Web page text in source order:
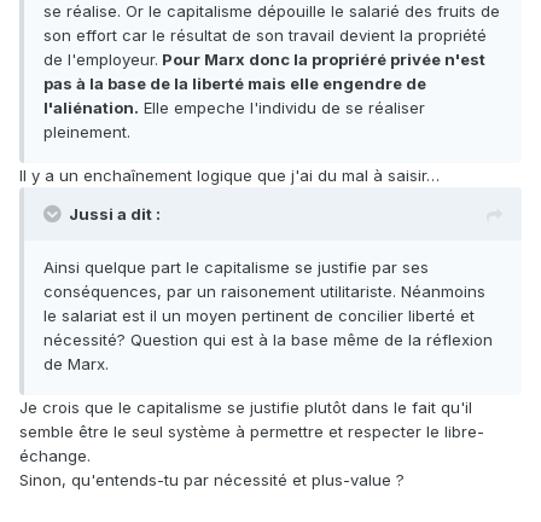
se réalise. Or le capitalisme dépouille le salarié des fruits de
son effort car le résultat de son travail devient la propriété
de l'employeur. Pour Marx donc la propriéré privée n'est
pas à la base de la liberté mais elle engendre de
l'aliénation. Elle empeche l'individu de se réaliser
pleinement.
Il y a un enchaînement logique que j'ai du mal à saisir…
Jussi a dit :
Ainsi quelque part le capitalisme se justifie par ses
conséquences, par un raisonement utilitariste. Néanmoins
le salariat est il un moyen pertinent de concilier liberté et
nécessité? Question qui est à la base même de la réflexion
de Marx.
Je crois que le capitalisme se justifie plutôt dans le fait qu'il
semble être le seul système à permettre et respecter le libre-
échange.
Sinon, qu'entends-tu par nécessité et plus-value ?